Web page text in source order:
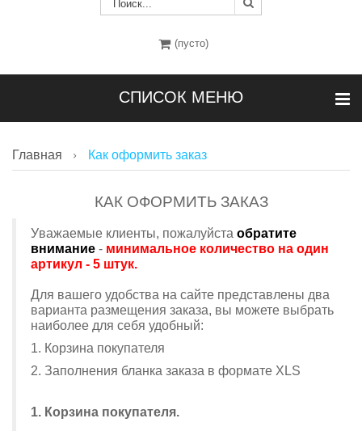
(пусто)
СПИСОК МЕНЮ
Главная Как оформить заказ
КАК ОФОРМИТЬ ЗАКАЗ
Уважаемые клиенты, пожалуйста обратите
внимание - минимальное количество на один
артикул - 5 штук.
Для вашего удобства на сайте представлены два
варианта размещения заказа, вы можете выбрать
наиболее для себя удобный:
1. Корзина покупателя
2. Заполнения бланка заказа в формате XLS
1. Корзина покупателя.